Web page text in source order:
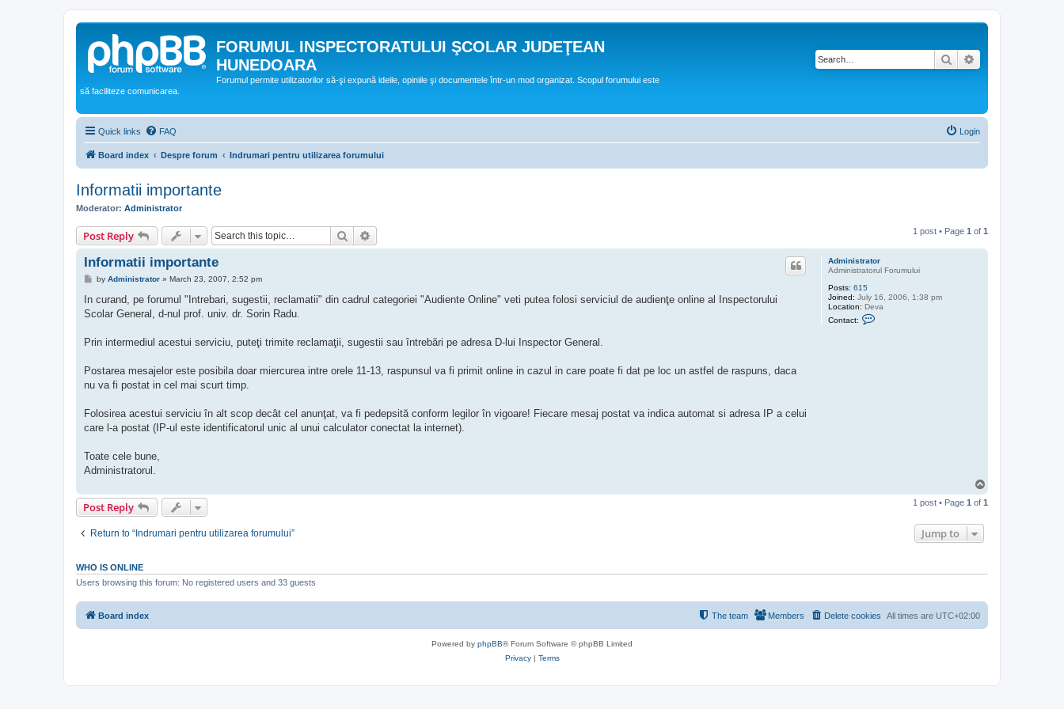
FORUMUL INSPECTORATULUI ŞCOLAR JUDEŢEAN
HUNEDOARA
Forumul permite utilizatorilor să-şi expună ideile, opiniile şi documentele într-un mod organizat. Scopul forumului este
să faciliteze comunicarea.
Search
Quick links FAQ Login
Board index Despre forum Indrumari pentru utilizarea forumului
Informatii importante
Moderator: Administrator
Post Reply Search 1 post • Page 1 of 1
Administrator
Administratorul Forumului
Posts: 615
Joined: July 16, 2006, 1:38 pm
Location: Deva
Contact:
r
Informatii importante
P
s
by Administrator» March 23, 2007, 2:52 pm
In curand, pe forumul "Intrebari, sugestii, reclamatii" din cadrul categoriei "Audiente Online" veti putea folosi serviciul de audienţe online al Inspectorului
Scolar General, d-nul prof. univ. dr. Sorin Radu.
Prin intermediul acestui serviciu, puteţi trimite reclamaţii, sugestii sau întrebări pe adresa D-lui Inspector General.
Postarea mesajelor este posibila doar miercurea intre orele 11-13, raspunsul va fi primit online in cazul in care poate fi dat pe loc un astfel de raspuns, daca
nu va fi postat in cel mai scurt timp.
Folosirea acestui serviciu în alt scop decât cel anunţat, va fi pedepsită conform legilor în vigoare! Fiecare mesaj postat va indica automat si adresa IP a celui
care l-a postat (IP-ul este identificatorul unic al unui calculator conectat la internet).
Toate cele bune,
Administratorul.
p
Post Reply 1 post • Page 1 of 1
Return to “Indrumari pentru utilizarea forumului” Jump to
WHO IS ONLINE
Users browsing this forum: No registered users and 33 guests
Board index All times are UTC+02:00
Delete cookies
Members
The team
Powered by phpBB® Forum Software © phpBB Limited
Privacy| Terms